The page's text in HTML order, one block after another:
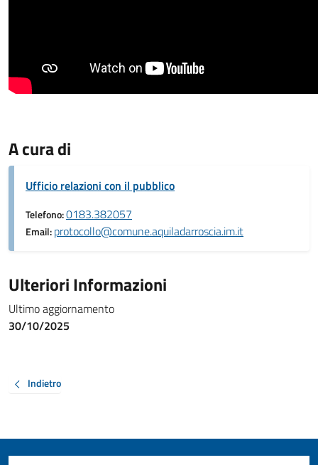
A cura di
Ufficio relazioni con il pubblico
Telefono:0183.382057
Email:protocollo@comune.aquiladarroscia.im.it
Ulteriori Informazioni
Ultimo aggiornamento
30/10/2025
Indietro